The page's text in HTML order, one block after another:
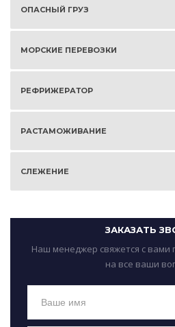
ОПАСНЫЙ ГРУЗ
МОРСКИЕ ПЕРЕВОЗКИ
РЕФРИЖЕРАТОР
РАСТАМОЖИВАНИЕ
СЛЕЖЕНИЕ
ЗАКАЗАТЬ
Наш менеджер свяжется с вами
на все ваши